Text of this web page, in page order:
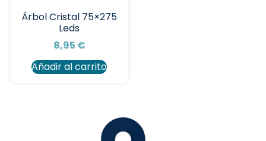
Árbol Cristal 75×275
Leds
8,95 €
Añadir al carrito